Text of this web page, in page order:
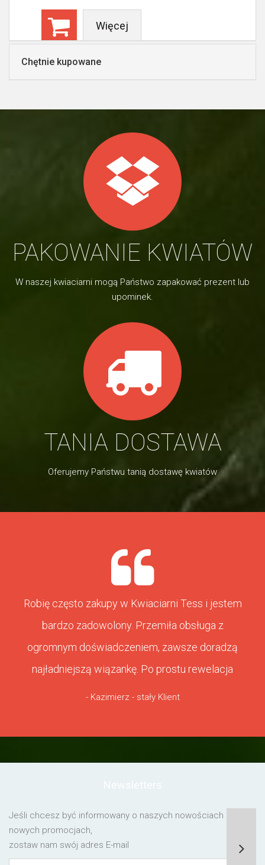
Więcej
Chętnie kupowane
PAKOWANIE KWIATÓW
W naszej kwiaciarni mogą Państwo zapakować prezent lub
upominek.
TANIA DOSTAWA
Oferujemy Państwu tanią dostawę kwiatów
Robię często zakupy w Kwiaciarni Tess i jestem
bardzo zadowolony. Przemiła obsługa z
ogromnym doświadczeniem, zawsze doradzą
najładniejszą wiązankę. Po prostu rewelacja
- Kazimierz - stały Klient
Jeśli chcesz być informowany o naszych nowościach lub o
nowych promocjach,
zostaw nam swój adres E-mail